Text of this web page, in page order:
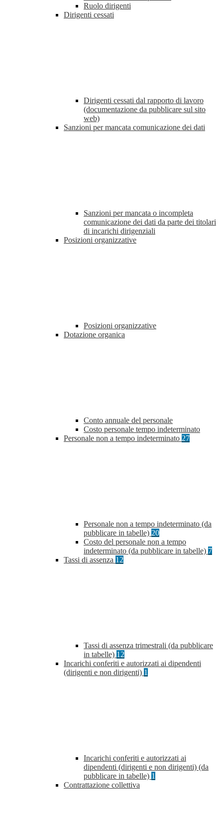
Ruolo dirigenti
Dirigenti cessati
Dirigenti cessati dal rapporto di lavoro
(documentazione da pubblicare sul sito
web)
Sanzioni per mancata comunicazione dei dati
Sanzioni per mancata o incompleta
comunicazione dei dati da parte dei titolari
di incarichi dirigenziali
Posizioni organizzative
Posizioni organizzative
Dotazione organica
Conto annuale del personale
Costo personale tempo indeterminato
Personale non a tempo indeterminato 27
Personale non a tempo indeterminato (da
pubblicare in tabelle) 20
Costo del personale non a tempo
indeterminato (da pubblicare in tabelle) 7
Tassi di assenza 12
Tassi di assenza trimestrali (da pubblicare
in tabelle) 12
Incarichi conferiti e autorizzati ai dipendenti
(dirigenti e non dirigenti) 1
Incarichi conferiti e autorizzati ai
dipendenti (dirigenti e non dirigenti) (da
pubblicare in tabelle) 1
Contrattazione collettiva